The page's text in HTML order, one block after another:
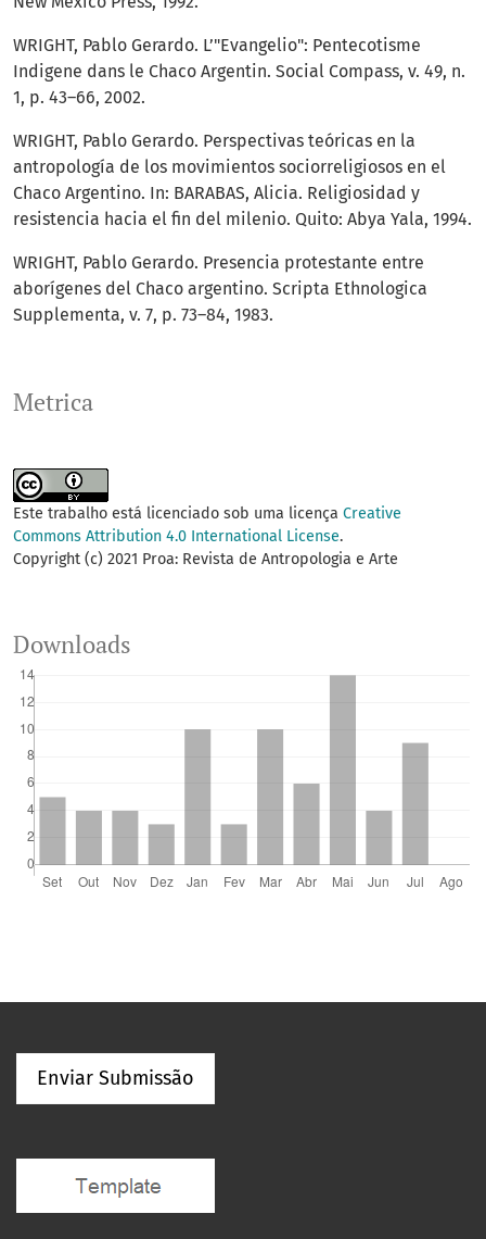
Metrica
WRIGHT, Pablo Gerardo. L’"Evangelio": Pentecotisme
Indigene dans le Chaco Argentin. Social Compass, v. 49, n.
1, p. 43–66, 2002.
WRIGHT, Pablo Gerardo. Perspectivas teóricas en la
antropología de los movimientos sociorreligiosos en el
Chaco Argentino. In: BARABAS, Alicia. Religiosidad y
resistencia hacia el fin del milenio. Quito: Abya Yala, 1994.
WRIGHT, Pablo Gerardo. Presencia protestante entre
aborígenes del Chaco argentino. Scripta Ethnologica
Supplementa, v. 7, p. 73–84, 1983.
Este trabalho está licenciado sob uma licença Creative
Commons Attribution 4.0 International License.
Copyright (c) 2021 Proa: Revista de Antropologia e Arte
Downloads
Enviar Submissão